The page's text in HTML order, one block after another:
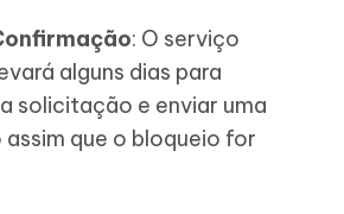
: O serviço
alguns dias para
solicitação e enviar uma
que o bloqueio for